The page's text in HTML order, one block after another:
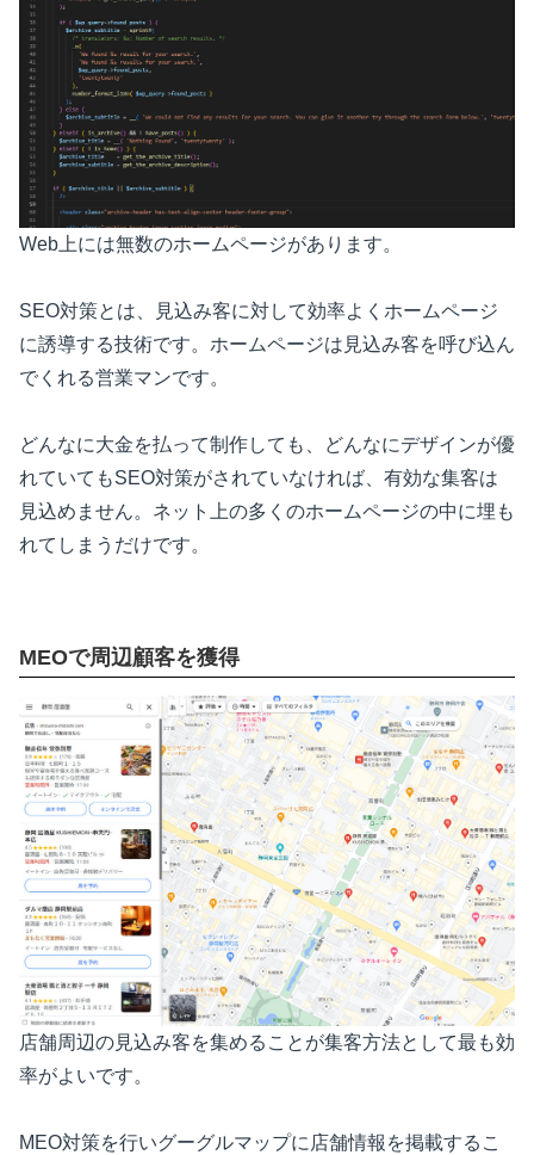
Web上には無数のホームページがあります。
SEO対策とは、見込み客に対して効率よくホームページ
に誘導する技術です。ホームページは見込み客を呼び込ん
でくれる営業マンです。
どんなに大金を払って制作しても、どんなにデザインが優
れていてもSEO対策がされていなければ、有効な集客は
見込めません。ネット上の多くのホームページの中に埋も
れてしまうだけです。
MEOで周辺顧客を獲得
店舗周辺の見込み客を集めることが集客方法として最も効
率がよいです。
MEO対策を行いグーグルマップに店舗情報を掲載するこ